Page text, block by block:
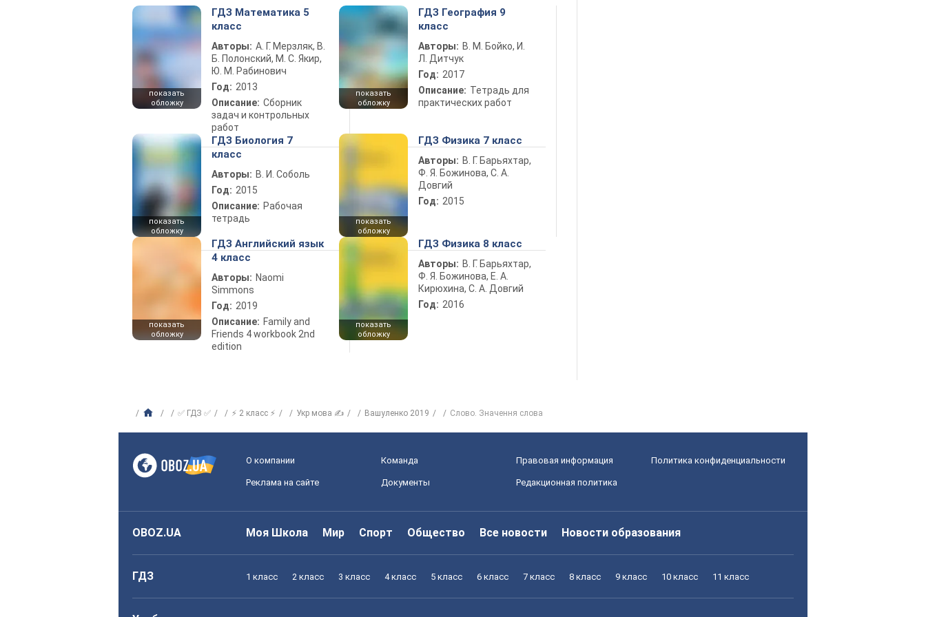
показать
обложку
ГДЗ Математика 5
класс
Авторы: А. Г. Мерзляк, В.
Б. Полонский, М. С. Якир,
Ю. М. Рабинович
Год: 2013
Описание: Сборник
задач и контрольных
работ
показать
обложку
ГДЗ География 9
класс
Авторы: В. М. Бойко, И.
Л. Дитчук
Год: 2017
Описание: Тетрадь для
практических работ
показать
обложку
ГДЗ Биология 7
класс
Авторы: В. И. Соболь
Год: 2015
Описание: Рабочая
тетрадь
показать
обложку
ГДЗ Физика 7 класс
Авторы: В. Г. Барьяхтар,
Ф. Я. Божинова, С. А.
Довгий
Год: 2015
показать
обложку
ГДЗ Английский язык
4 класс
Авторы: Naomi
Simmons
Год: 2019
Описание: Family and
Friends 4 workbook 2nd
edition
показать
обложку
ГДЗ Физика 8 класс
Авторы: В. Г. Барьяхтар,
Ф. Я. Божинова, Е. А.
Кирюхина, С. А. Довгий
Год: 2016
✅ ГДЗ ✅ ⚡ 2 класс ⚡ Укр мова ✍ Вашуленко 2019 Слово. Значення слова
О компании Команда Правовая информация Политика конфиденциальности
Реклама на сайте Документы Редакционная политика
OBOZ.UA Моя Школа Мир Спорт Общество Все новости Новости образования
ГДЗ 1 класс 2 класс 3 класс 4 класс 5 класс 6 класс 7 класс 8 класс 9 класс 10 класс 11 класс